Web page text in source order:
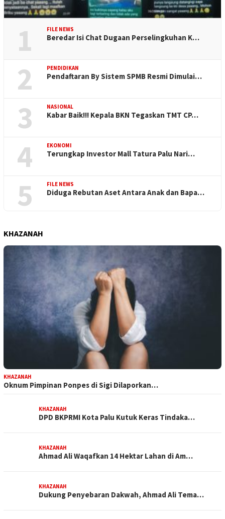
1 FILE NEWS
Beredar Isi Chat Dugaan Perselingkuhan K…
2 PENDIDIKAN
Pendaftaran By Sistem SPMB Resmi Dimulai…
3 NASIONAL
Kabar Baik!!! Kepala BKN Tegaskan TMT CP…
4 EKONOMI
Terungkap Investor Mall Tatura Palu Nari…
5 FILE NEWS
Diduga Rebutan Aset Antara Anak dan Bapa…
KHAZANAH
KHAZANAH
Oknum Pimpinan Ponpes di Sigi Dilaporkan…
KHAZANAH
DPD BKPRMI Kota Palu Kutuk Keras Tindaka…
KHAZANAH
Ahmad Ali Waqafkan 14 Hektar Lahan di Am…
KHAZANAH
Dukung Penyebaran Dakwah, Ahmad Ali Tema…